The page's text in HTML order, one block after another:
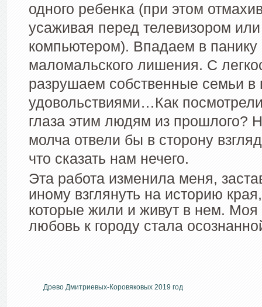
одного ребенка (при этом
усаживая перед телевизором или
компьютером). Впадаем в панику
маломальского лишения. С
разрушаем собственные семьи в
удовольствиями…Как
глаза этим людям из прошлого?
молча отвели бы в сторону
что сказать нам нечего.
Эта работа изменила меня,
иному взглянуть на историю
которые жили и живут в нем. Моя
любовь к городу стала
Древо Дмитриевых-Коровяковых 2019 год